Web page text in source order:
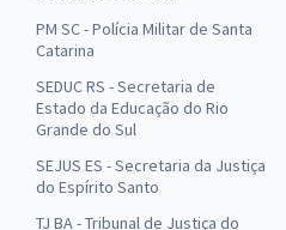
PM SC - Polícia Militar de Santa
Catarina
SEDUC RS - Secretaria de
Estado da Educação do Rio
Grande do Sul
SEJUS ES - Secretaria da Justiça
do Espírito Santo
TJ BA - Tribunal de Justiça do